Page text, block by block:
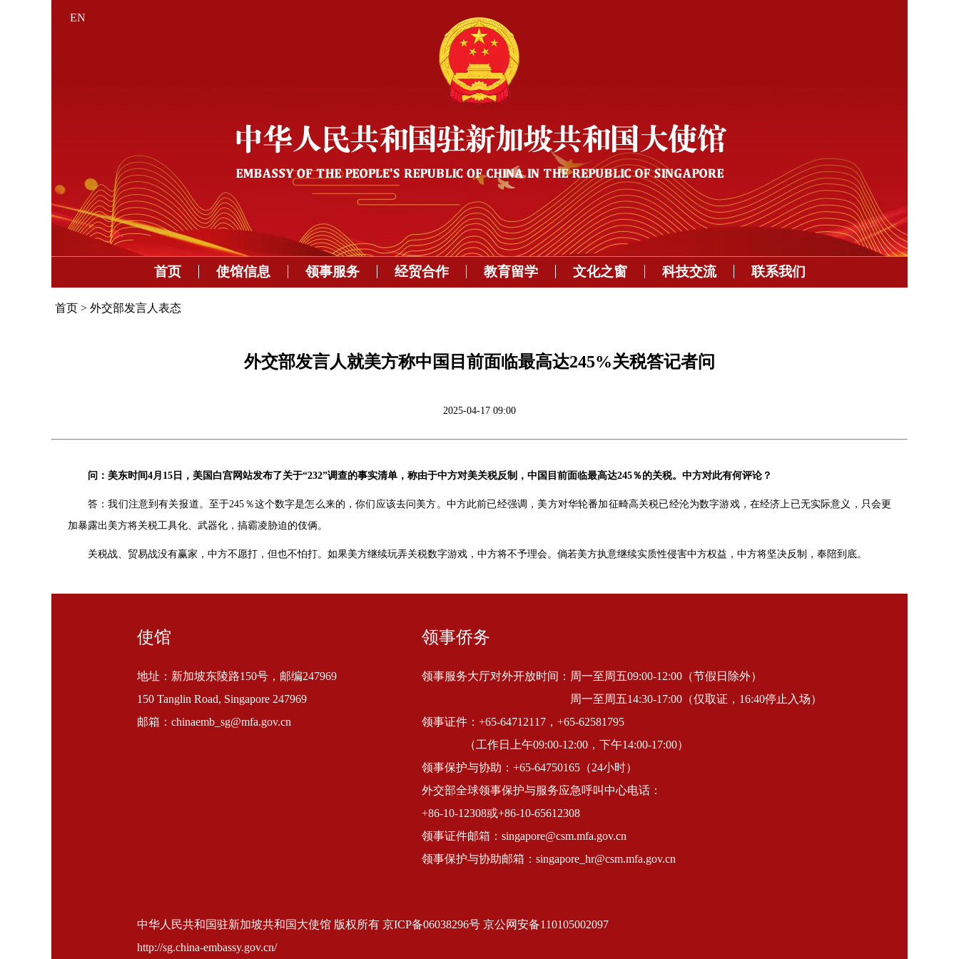
EN
首页 使馆信息 领事服务 经贸合作 教育留学 文化之窗 科技交流 联系我们
首页 > 外交部发言人表态
外交部发言人就美方称中国目前面临最高达245%关税答记者问
2025-04-17 09:00
问：美东时间4月15日，美国白宫网站发布了关于“232”调查的事实清单，称由于中方对美关税反制，中国目前面临最高达245％的关税。中方对此有何评论？
答：我们注意到有关报道。至于245％这个数字是怎么来的，你们应该去问美方。中方此前已经强调，美方对华轮番加征畸高关税已经沦为数字游戏，在经济上已无实际意义，只会更
加暴露出美方将关税工具化、武器化，搞霸凌胁迫的伎俩。
关税战、贸易战没有赢家，中方不愿打，但也不怕打。如果美方继续玩弄关税数字游戏，中方将不予理会。倘若美方执意继续实质性侵害中方权益，中方将坚决反制，奉陪到底。
使馆
地址：新加坡东陵路150号，邮编247969
150 Tanglin Road, Singapore 247969
邮箱：chinaemb_sg@mfa.gov.cn
领事侨务
领事服务大厅对外开放时间：周一至周五09:00-12:00（节假日除外）
周一至周五14:30-17:00（仅取证，16:40停止入场）
领事证件：+65-64712117，+65-62581795
（工作日上午09:00-12:00，下午14:00-17:00）
领事保护与协助：+65-64750165（24小时）
外交部全球领事保护与服务应急呼叫中心电话：
+86-10-12308或+86-10-65612308
领事证件邮箱：singapore@csm.mfa.gov.cn
领事保护与协助邮箱：singapore_hr@csm.mfa.gov.cn
中华人民共和国驻新加坡共和国大使馆 版权所有 京ICP备06038296号 京公网安备110105002097
http://sg.china-embassy.gov.cn/